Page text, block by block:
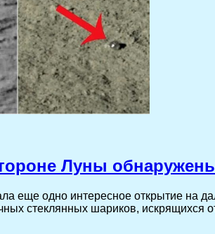
Луны
еще одно интересное открытие на
стеклянных шариков, искрящихся